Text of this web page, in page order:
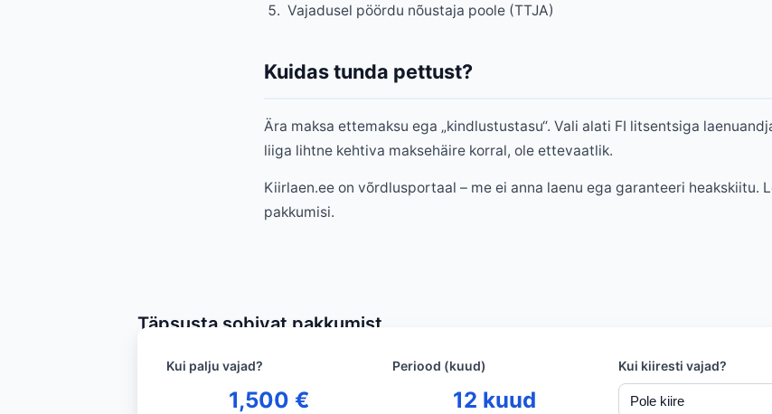
Vajadusel pöördu nõustaja poole (TTJA)
Kuidas tunda pettust?
Ära maksa ettemaksu ega „kindlustustasu“. Vali alati FI litsentsiga
liiga lihtne kehtiva maksehäire korral, ole ettevaatlik.
Kiirlaen.ee on võrdlusportaal – me ei anna laenu ega garanteeri heakskiitu.
pakkumisi.
Täpsusta sobivat pakkumist
Kui palju vajad?
1,500 €
Periood (kuud)
12 kuud
Kui kiiresti vajad?